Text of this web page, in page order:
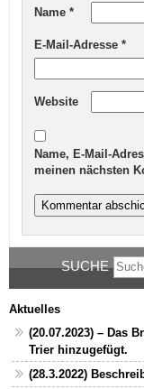
Name *
E-Mail-Adresse *
Website
Name, E-Mail-
meinen nächsten
SUCHE
Aktuelles
(20.07.2023) – Das
Trier hinzugefügt.
(28.3.2022)